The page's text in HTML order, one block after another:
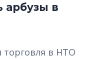
арбузы в
торговля в НТО